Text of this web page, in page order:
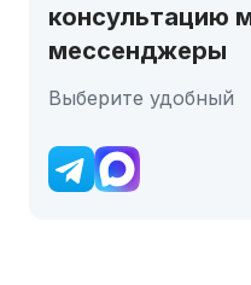
консультацию
мессенджеры
Выберите удобный